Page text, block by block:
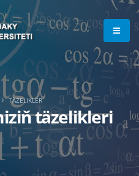
täzelikleri
TÄZELIKLER